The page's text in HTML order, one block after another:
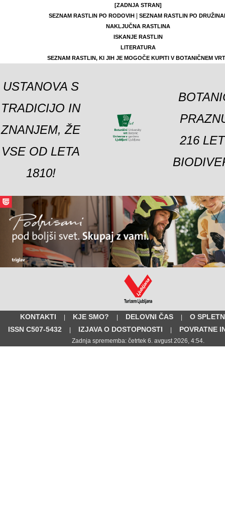
[ZADNJA STRAN]
SEZNAM RASTLIN PO RODOVIH|
SEZNAM RASTLIN PO
NAKLJUČNA RASTLINA
ISKANJE RASTLIN
LITERATURA
SEZNAM RASTLIN, KI JIH JE MOGOČE KUPITI V BOTANIČNEM
USTANOVA S
TRADICIJO IN
ZNANJEM, ŽE
VSE OD LETA
1810!
216
KONTAKTI | KJE SMO? | DELOVNI ČAS |
O
ISSN C507-5432
| IZJAVA O DOSTOPNOSTI | POVRATNE
Zadnja sprememba: četrtek 6. avgust 2026, 4:54.